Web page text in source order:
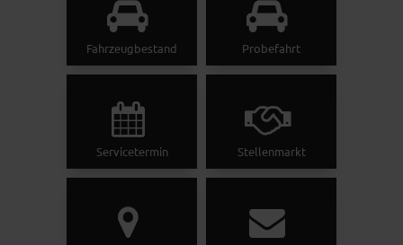
Fahrzeugbestand Probefahrt
Servicetermin Stellenmarkt